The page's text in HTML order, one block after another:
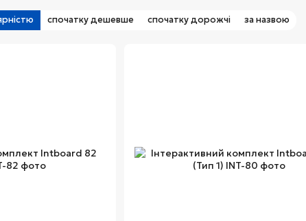
спочатку дешевше спочатку дорожчі за назвою